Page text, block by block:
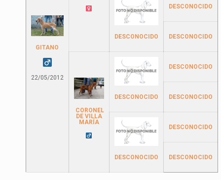
GITANO
22/05/2012
DESCONOCIDO
DESCONOCIDO
DESCONOCIDO
CORONEL
DE VILLA
MARÍA
DESCONOCIDO
DESCONOCIDO
DESCONOCIDO
DESCONOCIDO
DESCONOCIDO
DESCONOCIDO